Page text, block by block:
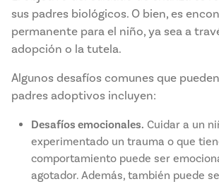
sus padres biológicos. O bien, es
permanente para el niño, ya sea a
adopción o la tutela.
Algunos desafíos comunes que
padres adoptivos incluyen:
Desafíos emocionales. Cuidar a un
experimentado un trauma o que
comportamiento puede ser
agotador. Además, también puede